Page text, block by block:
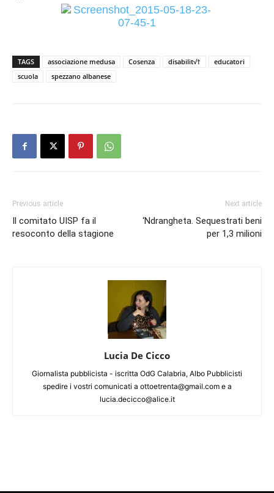
TAGS associazione medusa Cosenza disabilit√†
educatori
scuola
spezzano albanese
Previous article
Il comitato UISP fa il
resoconto della stagione
Next article
‘Ndrangheta. Sequestrati beni
per 1,3 milioni
Lucia De Cicco
Giornalista pubblicista - iscritta OdG Calabria, Albo Pubblicisti
spedire i vostri comunicati a ottoetrenta@gmail.com e a
lucia.decicco@alice.it